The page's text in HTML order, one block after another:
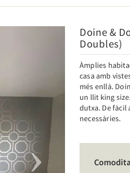
Doine &
Doubles)
Àmplies
casa amb
més enllà.
un llit king
dutxa. De fàcil
necessàries.